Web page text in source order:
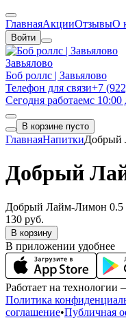
ГлавнаяАкцииОтзывыО
Войти
Завьялово
Боб роллс | Завьялово
Телефон для связи+7
Сегодня работаемс 10:00
В корзине пусто
ГлавнаяНапиткиДобрый
Добрый
Добрый Лайм-Лимон 0.5
130 руб.
В корзину
В приложении удобнее
Работает на технологии
Политика
соглашение•Публичная